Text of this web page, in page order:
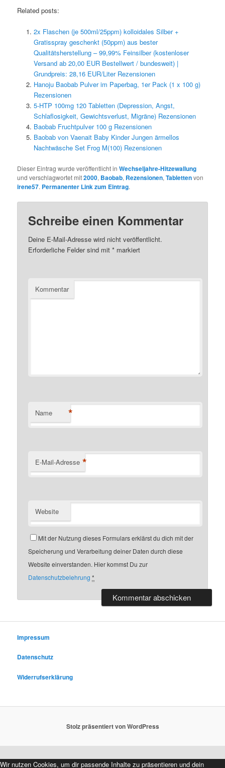
Related posts:
2x Flaschen (je 500ml/25ppm) kolloidales Silber +
Gratisspray geschenkt (50ppm) aus bester
Qualitätsherstellung – 99,99% Feinsilber (kostenloser
Versand ab 20,00 EUR Bestellwert / bundesweit) |
Grundpreis: 28,16 EUR/Liter Rezensionen
Hanoju Baobab Pulver im Paperbag, 1er Pack (1 x 100 g)
Rezensionen
5-HTP 100mg 120 Tabletten (Depression, Angst,
Schlaflosigkeit, Gewichtsverlust, Migräne) Rezensionen
Baobab Fruchtpulver 100 g Rezensionen
Baobab von Vaenait Baby Kinder Jungen ärmellos
Nachtwäsche Set Frog M(100) Rezensionen
Dieser Eintrag wurde veröffentlicht inWechseljahre-Hitzewallung
und verschlagwortet mit2000, Baobab, Rezensionen,Tablettenvon
irene57. Permanenter Link zum Eintrag.
Schreibe einen Kommentar
Deine E-Mail-Adresse wird nicht veröffentlicht.
Erforderliche Felder sind mit* markiert
Kommentar
Name *
E-Mail-Adresse *
Website
Mit der Nutzung dieses Formulars erklärst du dich mit der
Speicherung und Verarbeitung deiner Daten durch diese
Website einverstanden. Hier kommst Du zur
Datenschutzbelehrung *
Impressum
Datenschutz
Widerrufserklärung
Stolz präsentiert von WordPress
Wir nutzen Cookies, um dir passende Inhalte zu präsentieren und dein